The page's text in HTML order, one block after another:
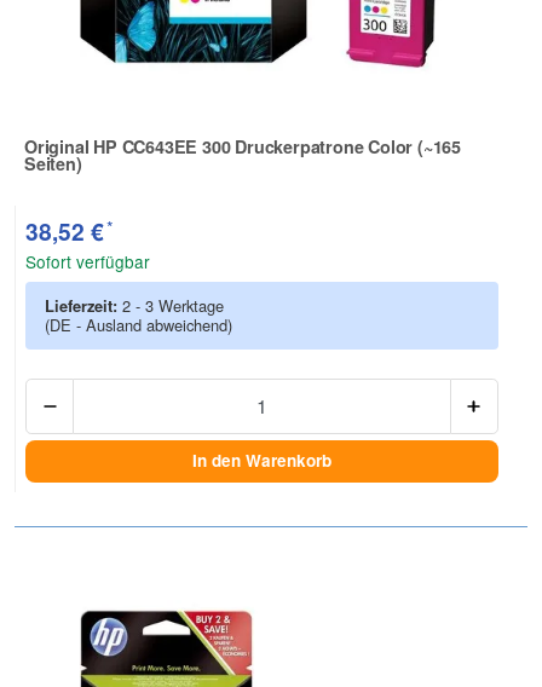
Original HP CC643EE 300 Druckerpatrone Color (~165
Seiten)
Zur Artikelbewertung
38,52 €*
Sofort verfügbar
Lieferzeit: 2 - 3 Werktage
(DE - Ausland abweichend)
In den Warenkorb